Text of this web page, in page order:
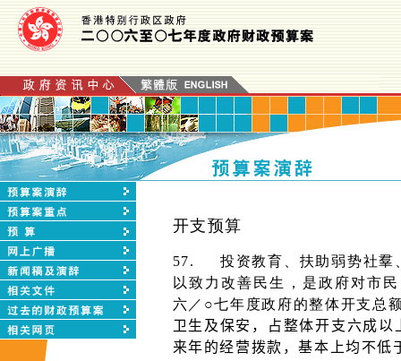
开支预算
57. 投资教育、扶助弱势社
以致力改善民生，是政府对市
六／○七年度政府的整体开支总
卫生及保安，占整体开支六成
来年的经营拨款，基本上均不